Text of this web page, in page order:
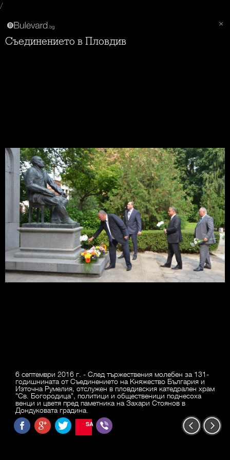
/
Съединението в Пловдив
6 септември 2016 г. - След тържествения молебен за 131-
годишнината от Съединението на Княжество България и
Източна Румелия, отслужен в пловдивския катедрален храм
"Св. Богородица", политици и общественици поднесоха
венци и цветя пред паметника на Захари Стоянов в
Дондуковата градина.
SAVE